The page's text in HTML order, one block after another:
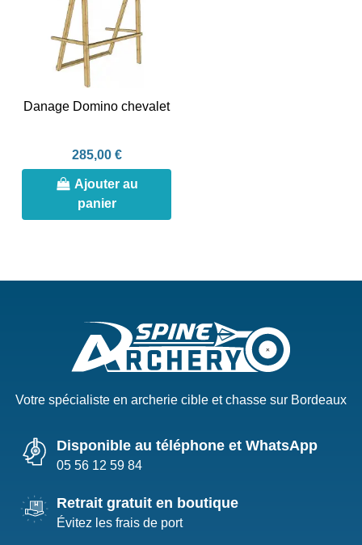
Danage Domino chevalet
285,00 €
Ajouter au
panier
Votre spécialiste en archerie cible et chasse sur Bordeaux
Disponible au téléphone et WhatsApp
05 56 12 59 84
Retrait gratuit en boutique
Évitez les frais de port